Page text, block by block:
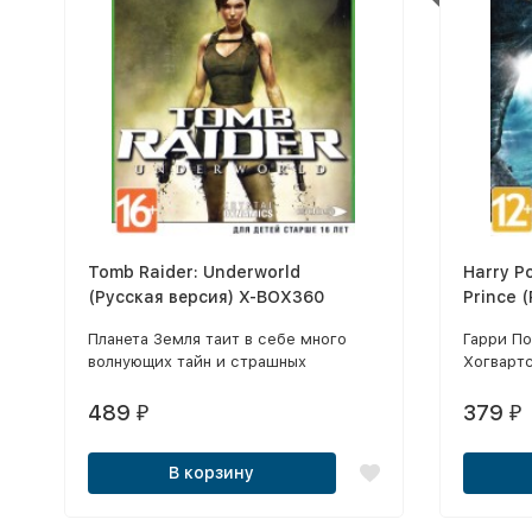
Tomb Raider: Underworld
(Русская версия) X-BOX360
Планета Земля таит в себе много
волнующих тайн и страшных
ногами, но их все же можно найти.
загадки, представить себе, какие
сокровища скрывают неприступные
горы и океанские глубины,
489 ₽
В корзину
Harry Potter and
Prince
Гарри
пройдет
матчи в
379₽